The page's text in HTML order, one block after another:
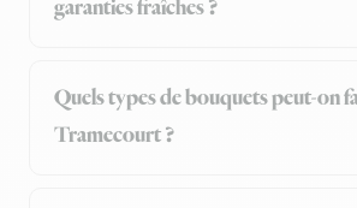
garanties fraîches ?
Quels types de bouquets peut-on
Tramecourt ?